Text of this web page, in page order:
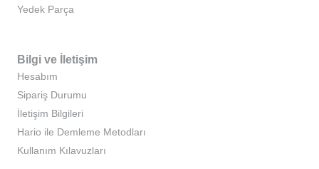
Yedek Parça
Bilgi ve İletişim
Hesabım
Sipariş Durumu
İletişim Bilgileri
Hario ile Demleme Metodları
Kullanım Kılavuzları